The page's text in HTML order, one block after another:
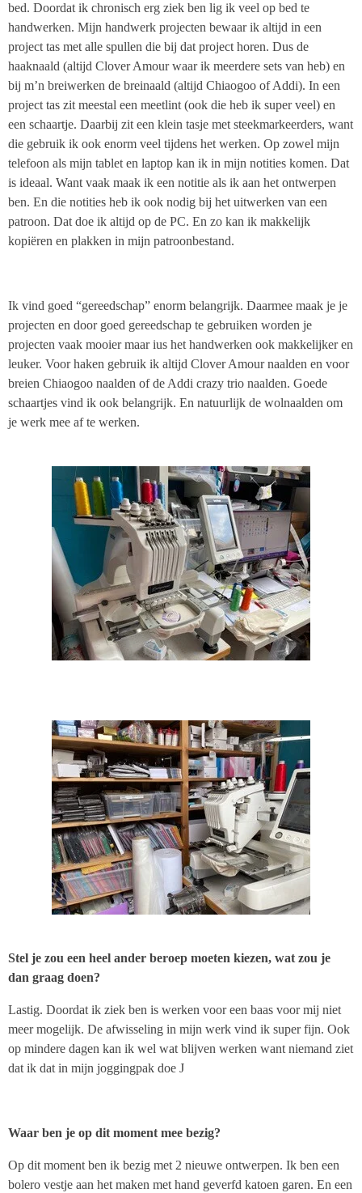
bed. Doordat ik chronisch erg ziek ben lig ik veel op bed te
handwerken. Mijn handwerk projecten bewaar ik altijd in een
project tas met alle spullen die bij dat project horen. Dus de
haaknaald (altijd Clover Amour waar ik meerdere sets van heb) en
bij m’n breiwerken de breinaald (altijd Chiaogoo of Addi). In een
project tas zit meestal een meetlint (ook die heb ik super veel) en
een schaartje. Daarbij zit een klein tasje met steekmarkeerders, want
die gebruik ik ook enorm veel tijdens het werken. Op zowel mijn
telefoon als mijn tablet en laptop kan ik in mijn notities komen. Dat
is ideaal. Want vaak maak ik een notitie als ik aan het ontwerpen
ben. En die notities heb ik ook nodig bij het uitwerken van een
patroon. Dat doe ik altijd op de PC. En zo kan ik makkelijk
kopiëren en plakken in mijn patroonbestand.
Ik vind goed “gereedschap” enorm belangrijk. Daarmee maak je je
projecten en door goed gereedschap te gebruiken worden je
projecten vaak mooier maar ius het handwerken ook makkelijker en
leuker. Voor haken gebruik ik altijd Clover Amour naalden en voor
breien Chiaogoo naalden of de Addi crazy trio naalden. Goede
schaartjes vind ik ook belangrijk. En natuurlijk de wolnaalden om
je werk mee af te werken.
Stel je zou een heel ander beroep moeten kiezen, wat zou je
dan graag doen?
Lastig. Doordat ik ziek ben is werken voor een baas voor mij niet
meer mogelijk. De afwisseling in mijn werk vind ik super fijn. Ook
op mindere dagen kan ik wel wat blijven werken want niemand ziet
dat ik dat in mijn joggingpak doe J
Waar ben je op dit moment mee bezig?
Op dit moment ben ik bezig met 2 nieuwe ontwerpen. Ik ben een
bolero vestje aan het maken met hand geverfd katoen garen. En een